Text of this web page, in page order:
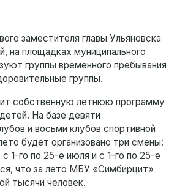
заместителя главы Ульяновска
на площадках муниципального
группы временного пребывания
группы.
собственную летнюю программу
На базе девяти
и восьми клубов спортивной
будет организовано три смены:
1-го по 25-е июля и с 1-го по 25-е
что за лето МБУ «Симбирцит»
тысячи человек.